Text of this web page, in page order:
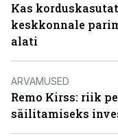
Kas
keskkonnale
alati
ARVAMUSED
Remo Kirss: riik
säilitamiseks